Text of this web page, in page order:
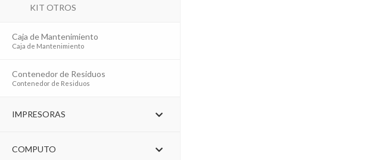
KIT OTROS
Caja de Mantenimiento
–
Caja de Mantenimiento
Contenedor de Residuos
–
Contenedor de Residuos
IMPRESORAS
COMPUTO